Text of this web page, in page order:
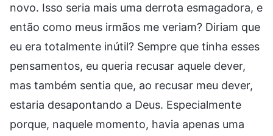
novo. Isso seria mais uma derrota esmagadora, e
então como meus irmãos me veriam? Diriam que
eu era totalmente inútil? Sempre que tinha esses
pensamentos, eu queria recusar aquele dever,
mas também sentia que, ao recusar meu dever,
estaria desapontando a Deus. Especialmente
porque, naquele momento, havia apenas uma